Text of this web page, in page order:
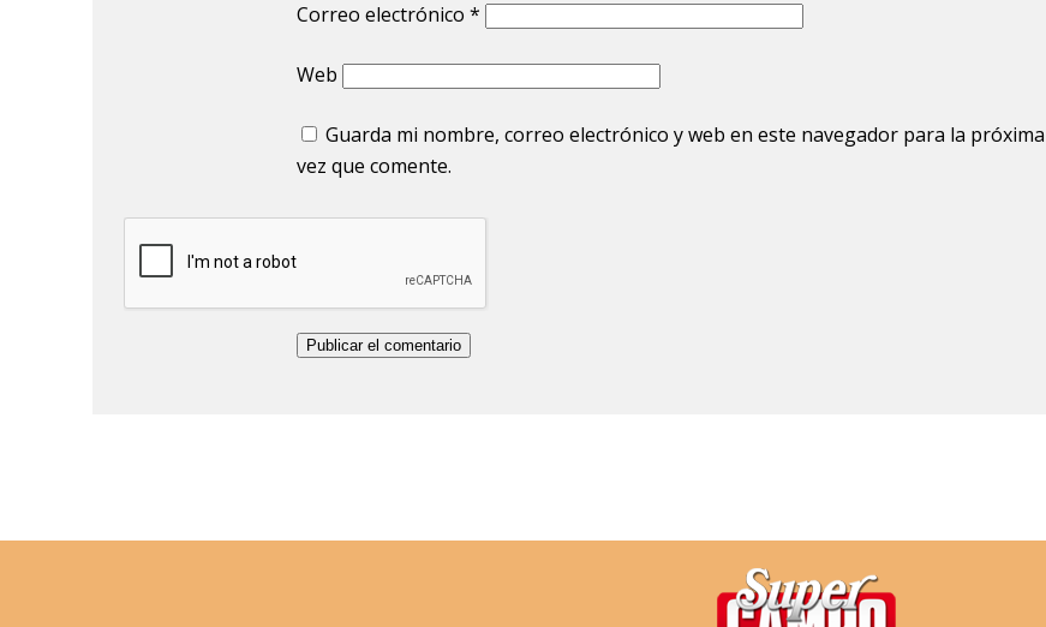
Correo electrónico *
Web
Guarda mi nombre, correo electrónico y web en este navegador para la próxima
vez que comente.